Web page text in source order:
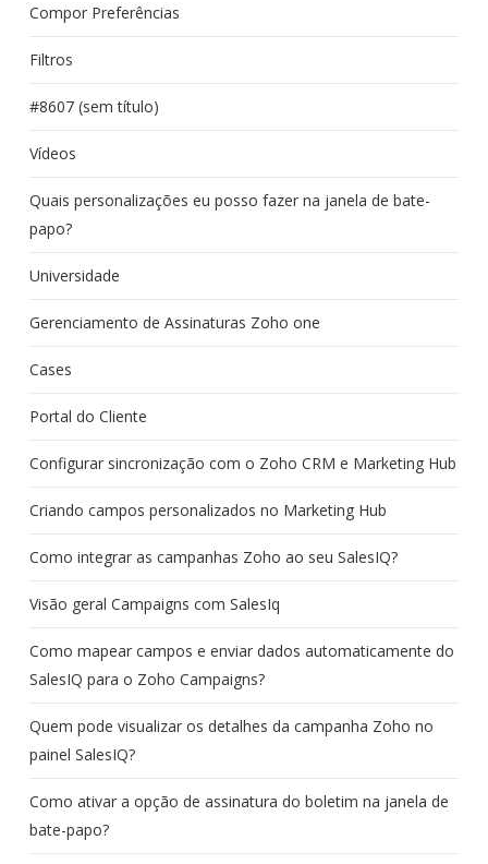
Compor Preferências
Filtros
#8607 (sem título)
Vídeos
Quais personalizações eu posso fazer na janela de bate-
papo?
Universidade
Gerenciamento de Assinaturas Zoho one
Cases
Portal do Cliente
Configurar sincronização com o Zoho CRM e Marketing Hub
Criando campos personalizados no Marketing Hub
Como integrar as campanhas Zoho ao seu SalesIQ?
Visão geral Campaigns com SalesIq
Como mapear campos e enviar dados automaticamente do
SalesIQ para o Zoho Campaigns?
Quem pode visualizar os detalhes da campanha Zoho no
painel SalesIQ?
Como ativar a opção de assinatura do boletim na janela de
bate-papo?